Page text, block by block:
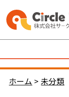
ホーム > 未分類